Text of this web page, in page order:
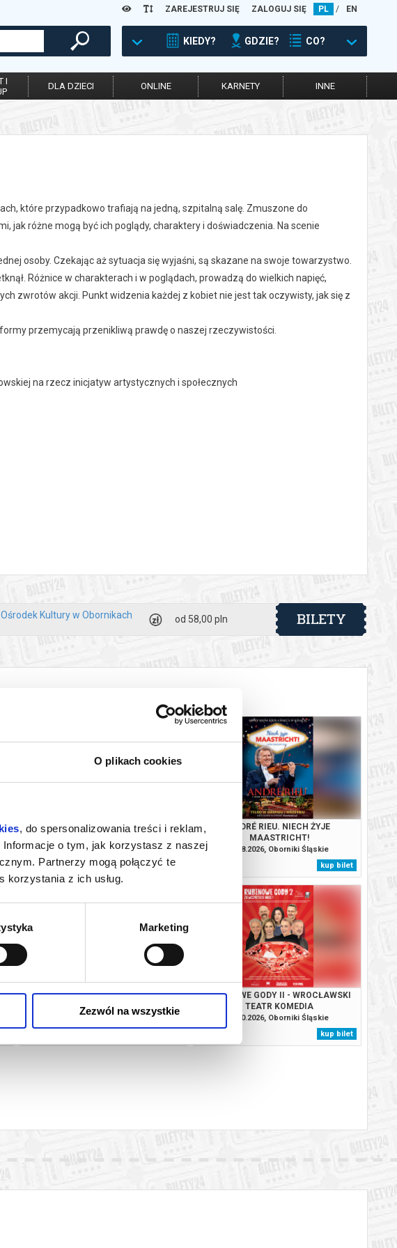
O plikach cookies
, do spersonalizowania treści i reklam,
o tym, jak korzystasz z naszej
Partnerzy mogą połączyć te
korzystania z ich usług.
Marketing
Zezwól na wszystkie
ZAREJESTRUJ SIĘ ZALOGUJ SIĘ PL / EN
KIEDY? GDZIE? CO?
I
DLA DZIECI ONLINE KARNETY INNE
które przypadkowo trafiają na jedną, szpitalną salę. Zmuszone do
różne mogą być ich poglądy, charaktery i doświadczenia. Na scenie
osoby. Czekając aż sytuacja się wyjaśni, są skazane na swoje towarzystwo.
Różnice w charakterach i w poglądach, prowadzą do wielkich napięć,
zwrotów akcji. Punkt widzenia każdej z kobiet nie jest tak oczywisty, jak się z
przemycają przenikliwą prawdę o naszej rzeczywistości.
na rzecz inicjatyw artystycznych i społecznych
gwarantujemy automatyczny zwrot środków potwierdzony komunikatem
Kultury w Obornikach
od 58,00 pln BILETY
WŁADCA PIERŚCIENI: DWIE WIEŻE -
29.08.2026, Oborniki Śląskie
kup bilet
ANDRÉ RIEU. NIECH ŻYJE
MAASTRICHT!
30.08.2026, Oborniki Śląskie
kup bilet
KRÓTKI FILM O MIŁOŚCI + SPOTKANIE
Z ARTUREM BARCISIEM
09.10.2026, Oborniki Śląskie
RUBINOWE GODY II - WROCŁAWSKI
TEATR KOMEDIA
10.10.2026, Oborniki Śląskie
kup bilet